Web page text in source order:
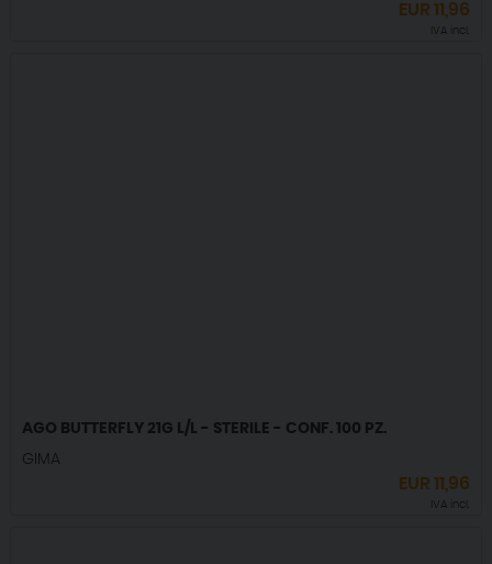
EUR11,96
IVA incl.
AGO BUTTERFLY 21G L/L - STERILE - CONF. 100 PZ.
GIMA
EUR11,96
IVA incl.